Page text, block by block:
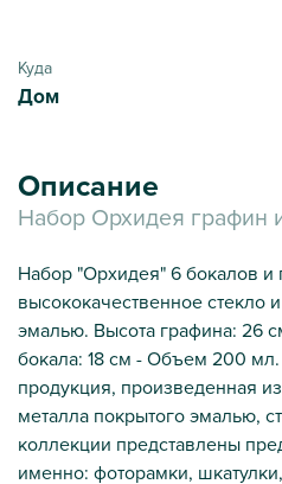
Куда
Дом
Описание
Набор Орхидея графин
Набор "Орхидея" 6 бокалов и
высококачественное стекло
эмалью. Высота графина: 26
бокала: 18 см - Объем 200 мл.
продукция, произведенная
металла покрытого эмалью,
коллекции представлены
именно: фоторамки,